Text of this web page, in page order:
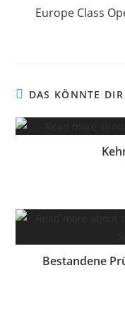
Europe Class
DAS KÖNNTE
Bestandene